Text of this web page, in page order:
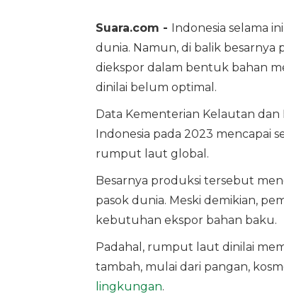
Suara.com - Indonesia selama
dunia. Namun, di balik besarnya
diekspor dalam bentuk bahan
dinilai belum optimal.
Data Kementerian Kelautan
Indonesia pada 2023 mencapai
rumput laut global.
Besarnya produksi tersebut
pasok dunia. Meski demikian,
kebutuhan ekspor bahan baku.
Padahal, rumput laut dinilai
tambah, mulai dari pangan,
lingkungan.